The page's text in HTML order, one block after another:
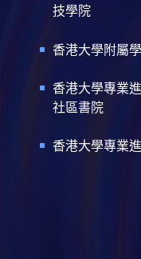
技學院
香港大學附屬
香港大學專業
社區書院
香港大學專業